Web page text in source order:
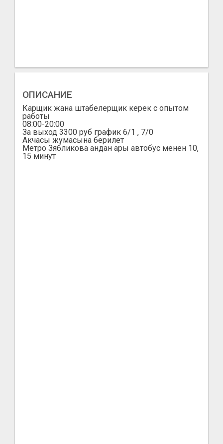
ОПИСАНИЕ
Карщик жана штабелерщик керек с опытом
работы
08:00-20:00
За выход 3300 руб график 6/1 , 7/0
Акчасы жумасына берилет
Метро Зябликова андан ары автобус менен 10,
15 минут